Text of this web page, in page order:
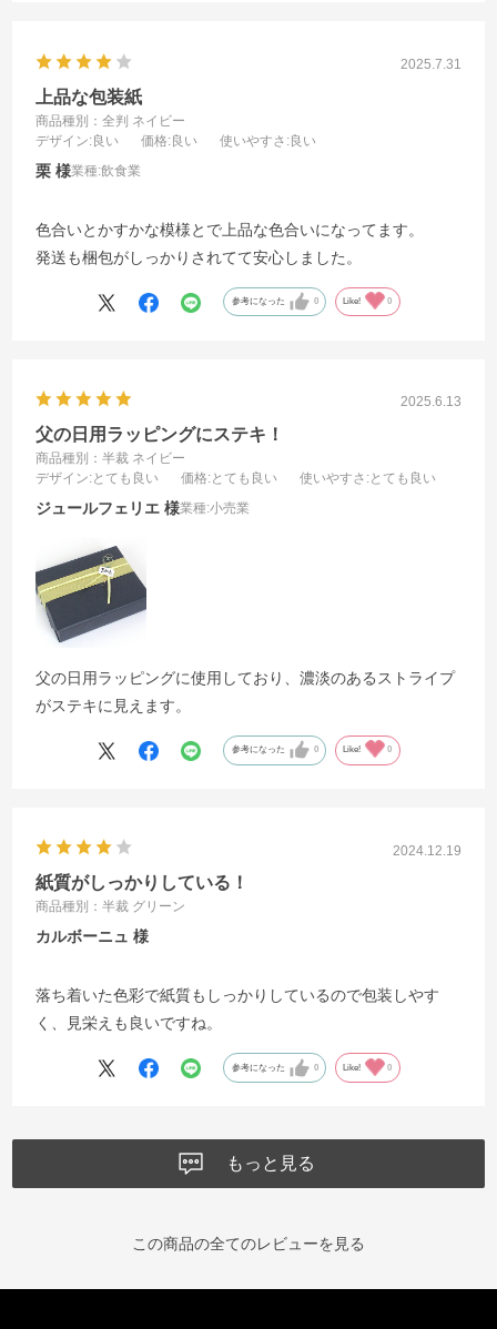
2025.7.31
上品な包装紙
商品種別：全判 ネイビー
デザイン:良い 価格:良い 使いやすさ :良い
栗 業種:飲食業
色合いとかすかな模様とで上品な色合いになってます。
発送も梱包がしっかりされてて安心しました。
参考になった 0 Like! 0
2025.6.13
父の日用ラッピングにステキ！
商品種別：半裁 ネイビー
デザイン:とても良い 価格:とても良い 使いやすさ :とても良い
ジュールフェリエ 業種:小売業
父の日用ラッピングに使用しており、濃淡のあるストライプ
がステキに見えます。
参考になった 0 Like! 0
2024.12.19
紙質がしっかりしている！
商品種別：半裁 グリーン
カルボーニュ
落ち着いた色彩で紙質もしっかりしているので包装しやす
く、見栄えも良いですね。
参考になった 0 Like! 0
もっと見る
この商品の全てのレビューを見る